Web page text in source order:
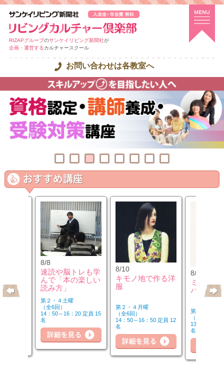
RIZAPグループのサンケイリビング新聞社が
企画・運営するカルチャースクール
お問い合わせは各教室へ
8/8
速読や脳トレも学
んで「本の楽しい
読み方」
第２・４土曜
（全6回）
14：50～16：20 定員 15
名
8/10
キモノ地で作る洋
服
第２・４月曜
（全6回）
14：50～16：50 定員 12
名
8/10
ミュージ
バーを楽
第２・４月曜
（全6回）
13：00～14
名